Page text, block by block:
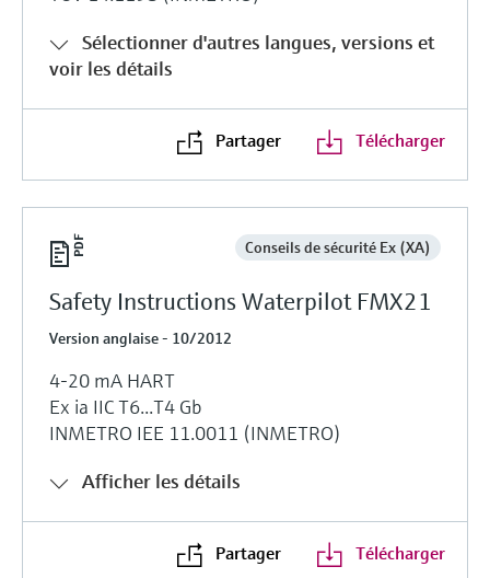
Sélectionner d'autres langues, versions et
voir les détails
Partager Télécharger
Conseils de sécurité Ex (XA)
Safety Instructions Waterpilot FMX21
Version anglaise - 10/2012
4-20 mA HART
Ex ia IIC T6...T4 Gb
INMETRO IEE 11.0011 (INMETRO)
Afficher les détails
Partager Télécharger